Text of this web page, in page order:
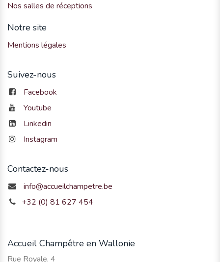
Nos salles de réceptions
Notre site
Mentions légales
Suivez-nous
Facebook
Youtube
Linkedin
Instagram
Contactez-nous
info@accueilchampetre.be
+32 (0) 81 627 454
Accueil Champêtre en Wallonie
Rue Royale, 4